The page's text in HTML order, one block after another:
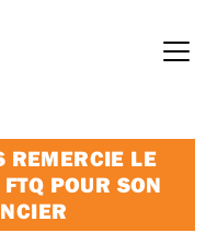
REMERCIE LE
POUR SON